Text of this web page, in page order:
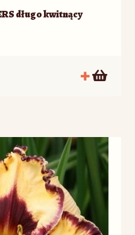
długo kwitnący